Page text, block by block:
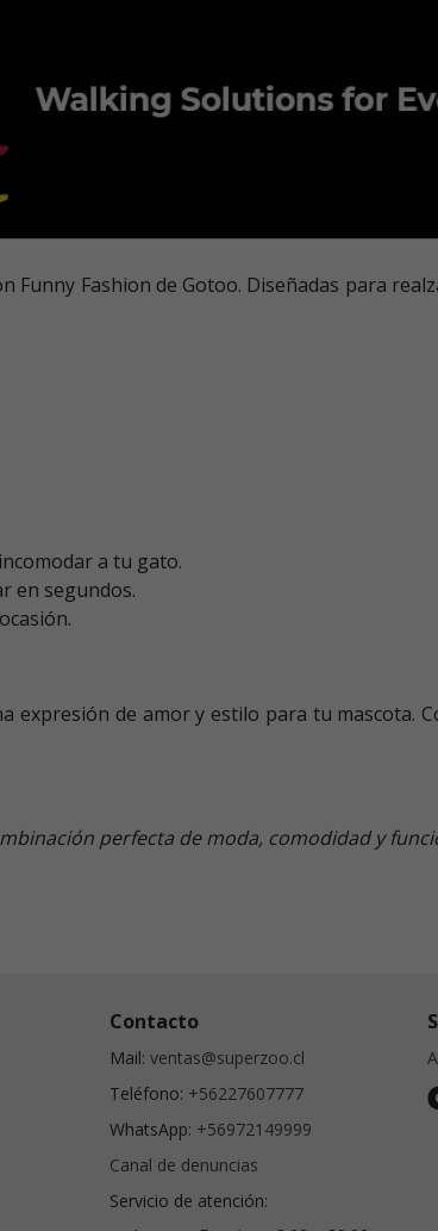
Funny Fashion de Gotoo. Diseñadas para
a tu gato.
en segundos.
expresión de amor y estilo para tu mascota.
perfecta de moda, comodidad y
Contacto
Mail: ventas@superzoo.cl
Teléfono: +56227607777
WhatsApp: +56972149999
Canal de denuncias
Servicio de atención: